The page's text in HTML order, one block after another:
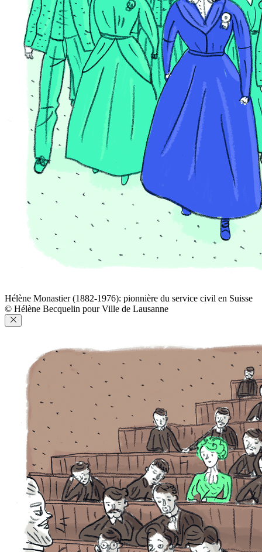
Hélène Monastier (1882-1976): pionnière du service civil en Suisse
© Hélène Becquelin pour Ville de Lausanne